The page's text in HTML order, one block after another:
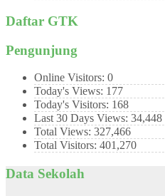
Daftar GTK
Pengunjung
Online Visitors: 0
Today's Views: 177
Today's Visitors: 168
Last 30 Days Views: 34,448
Total Views: 327,466
Total Visitors: 401,270
Data Sekolah